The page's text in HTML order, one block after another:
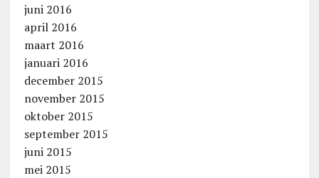
juni 2016
april 2016
maart 2016
januari 2016
december 2015
november 2015
oktober 2015
september 2015
juni 2015
mei 2015